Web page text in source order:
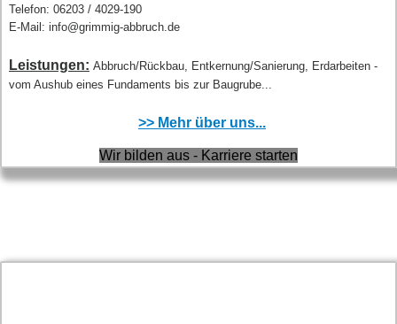
Telefon: 06203 / 4029-190
E-Mail: info@grimmig-abbruch.de
Leistungen: Abbruch/Rückbau, Entkernung/Sanierung, Erdarbeiten -
vom Aushub eines Fundaments bis zur Baugrube...
>> Mehr über uns...
Wir bilden aus - Karriere starten